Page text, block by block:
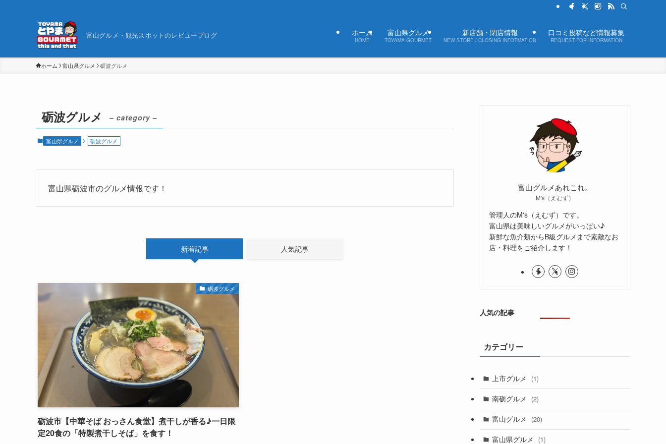
富山グルメ・観光スポットのレビューブログ ホーム
HOME
富山県グルメ
TOYAMA GOURMET
新店舗・閉店情報
NEW STORE / CLOSING INFOTMATION
口コミ投稿など情報募集
REQUEST FOR INFORMATION
ホーム 富山県グルメ 砺波グルメ
砺波グルメ – category –
富山県グルメ 砺波グルメ
富山県砺波市のグルメ情報です！
新着記事 人気記事
砺波グルメ
砺波市【中華そば おっさん食堂】煮干しが香る♪一日限
定20食の「特製煮干しそば」を食す！
富山グルメあれこれ。
M's（えむず）
管理人のM's（えむず）です。
富山県は美味しいグルメがいっぱい♪
新鮮な魚介類からB級グルメまで素敵なお
店・料理をご紹介します！
人気の記事
カテゴリー
上市グルメ (1)
南砺グルメ (2)
富山グルメ (20)
富山県グルメ (1)